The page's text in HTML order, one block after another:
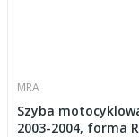
MRA
Szyba motocyklowa
2003-2004, forma